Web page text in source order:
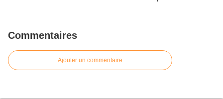
Commentaires
Ajouter un commentaire